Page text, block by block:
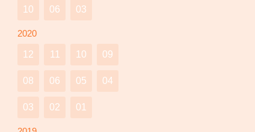
10 06 03
2020
12 11 10 09
08 06 05 04
03 02 01